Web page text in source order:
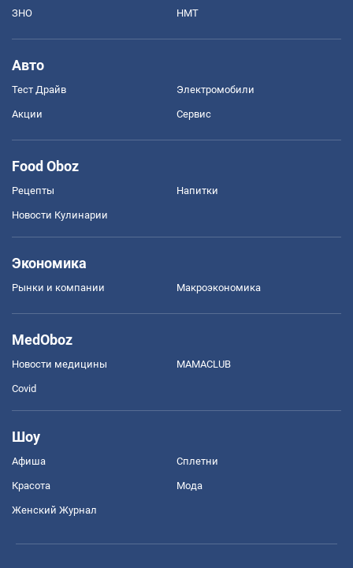
ЗНО НМТ
Авто
Тест Драйв Электромобили
Акции Сервис
Food Oboz
Рецепты Напитки
Новости Кулинарии
Экономика
Рынки и компании Mакроэкономика
MedOboz
Новости медицины MAMACLUB
Covid
Шоу
Афиша Сплетни
Красота Мода
Женский Журнал